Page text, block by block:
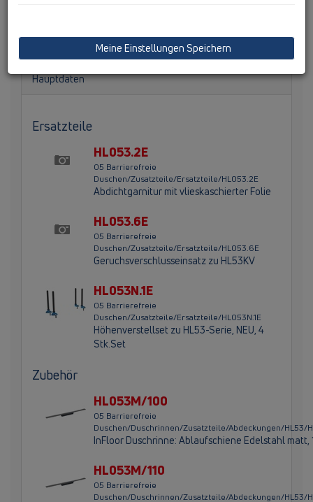
Hauptdaten
Ersatzteile
HL053.2E
05 Barrierefreie
Duschen/Zusatzteile/Ersatzteile/HL053.2E
Abdichtgarnitur mit vlieskaschierter Folie
HL053.6E
05 Barrierefreie
Duschen/Zusatzteile/Ersatzteile/HL053.6E
Geruchsverschlusseinsatz zu HL53KV
HL053N.1E
05 Barrierefreie
Duschen/Zusatzteile/Ersatzteile/HL053N.1E
Höhenverstellset zu HL53-Serie, NEU, 4
Stk.Set
Zubehör
HL053M/100
05 Barrierefreie
Duschen/Duschrinnen/Zusatzteile/Abdeckungen/HL53/
InFloor Duschrinne: Ablaufschiene Edelstahl matt,
HL053M/110
05 Barrierefreie
Duschen/Duschrinnen/Zusatzteile/Abdeckungen/HL53/
Meine Einstellungen Speichern